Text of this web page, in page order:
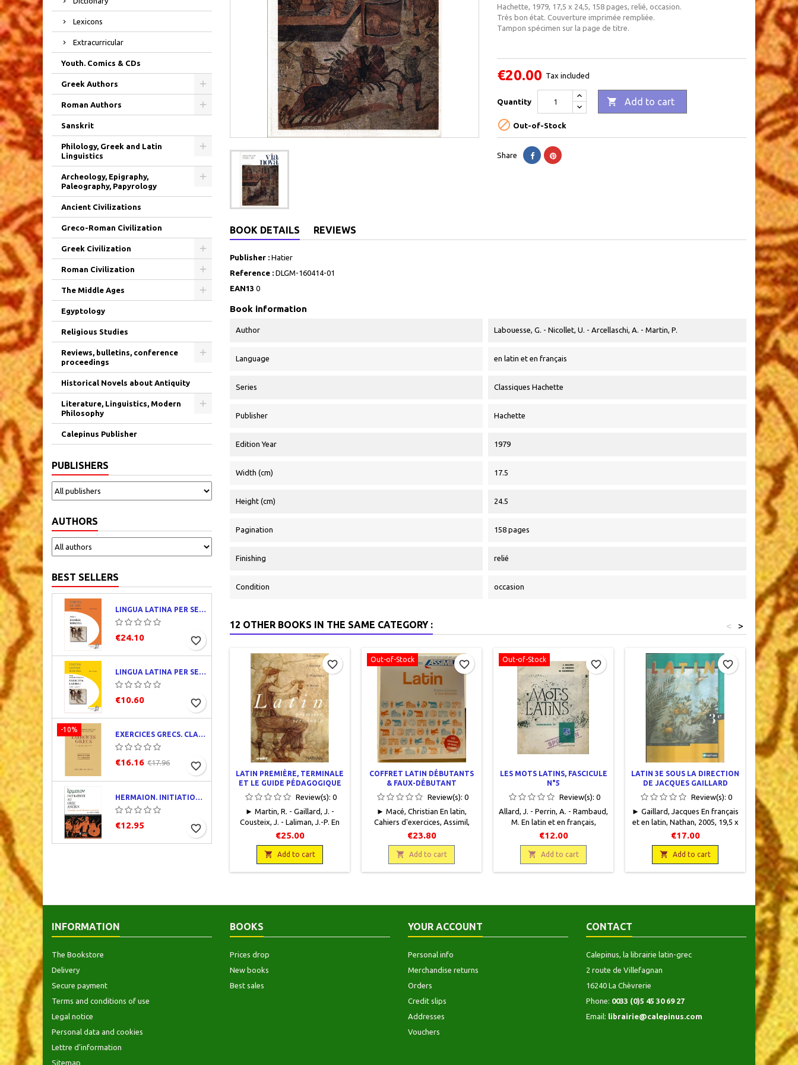
Lexicons
Extracurricular
Youth. Comics & CDs
Greek Authors
Roman Authors
Sanskrit
Philology, Greek and Latin
Linguistics
Archeology, Epigraphy,
Paleography, Papyrology
Ancient Civilizations
Greco-Roman Civilization
Greek Civilization
Roman Civilization
The Middle Ages
Egyptology
Religious Studies
Reviews, bulletins, conference
proceedings
Historical Novels about Antiquity
Literature, Linguistics, Modern
Philosophy
Calepinus Publisher
PUBLISHERS
AUTHORS
BEST SELLERS
LINGUA LATINA PER SE ILLUSTRATA. PARS I : FAMILIA ROMANA
€24.10 favorite_border
LINGUA LATINA PER SE ILLUSTRATA. EXERCITIA LATINA I
€10.60 favorite_border
-10%
EXERCICES GRECS. CLASSE DE QUATRIÈME. TRADUCTIONS ET CORRIGÉS
€16.16 €17.96 favorite_border
€12.95 favorite_border
Hachette, 1979, 17,5 x 24,5, 158 pages, relié, occasion .
Très bon état. Couverture imprimée rempliée.
Tampon spécimen sur la page de titre.
€20.00 Tax included
Quantity  Add to cart
 Out-of-Stock
Share
BOOK DETAILS REVIEWS
Publisher : Hatier
Reference : DLGM-160414-01
EAN13 0
Book information
Author Labouesse, G. - Nicollet, U. - Arcellaschi, A. - Martin, P.
Language en latin et en français
Series Classiques Hachette
Publisher Hachette
Edition Year 1979
Width (cm) 17.5
Height (cm) 24.5
Pagination 158 pages
Finishing relié
Condition occasion
12 OTHER BOOKS IN THE SAME CATEGORY : >
<
LATIN PREMIÈRE, TERMINALE
ET LE GUIDE PÉDAGOGIQUE
Review(s): 0
► Martin, R. - Gaillard, J. -
Cousteix, J. - Laliman, J.-P. En
français et en latin, Scodel -
Nathan, 1994 et 1991, 17,5 x
24,5 et 17 x 24, 350 pages et
125 pages, relié et broché,
occasion.Très bon état.
hommage de l'éditeur en page
cartes, tableaux, photos et
illustrations en noir...
€25.00
 Add to cart
favorite_border Out-of-Stock
COFFRET LATIN DÉBUTANTS
& FAUX-DÉBUTANT
Review(s): 0
► Macé, Christian En latin,
Cahiers d'exercices, Assimil,
2020, 19 x 23 128 pages + 128
pages, broché. 1 coffret de 2
cahiers.Neuf.9782700508819Manque
sans date.
€23.80
 Add to cart
favorite_border Out-of-Stock
LES MOTS LATINS, FASCICULE
N°5
Review(s): 0
Allard, J. - Perrin, A. - Rambaud,
M. En latin et en français,
Hachette, 1965,15,5 x 20,5, VI +
199 pages, broché, occasion.
Correct, couverture salie,
quelques annotations.
€12.00
 Add to cart
favorite_border
LATIN 3E SOUS LA DIRECTION
DE JACQUES GAILLARD
Review(s): 0
► Gaillard, Jacques En français
et en latin, Nathan, 2005, 19,5 x
26,5, 221 pages, relié,
occasion.Bon état. Annotations
au crayon pour la préparation
des cours (spécimen).
Epuisé.9782091712178
€17.00
 Add to cart
favorite_border Out-of-
DE
►
Jeanne
latin et
27, 127
Très bon
INFORMATION
The Bookstore
Delivery
Secure payment
Terms and conditions of use
Legal notice
Personal data and cookies
Lettre d'information
Sitemap
BOOKS
Prices drop
New books
Best sales
YOUR ACCOUNT
Personal info
Merchandise returns
Orders
Credit slips
Addresses
Vouchers
CONTACT
Calepinus, la librairie latin-grec
2 route de Villefagnan
16240 La Chèvrerie
Phone: 0033 (0)5 45 30 69 27
Email: librairie@calepinus.com